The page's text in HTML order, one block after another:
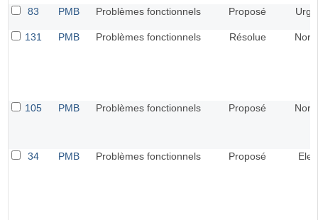
83 PMB Problèmes fonctionnels Proposé
131 PMB Problèmes fonctionnels Résolue
105 PMB Problèmes fonctionnels Proposé
34 PMB Problèmes fonctionnels Proposé